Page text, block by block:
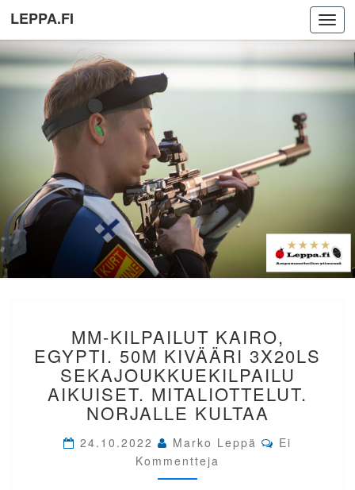
LEPPA.FI
KILPAILUT
KAIRO,
EGYPTI.
50M
KIVÄÄRI
3X20LS
AIKUISET.
MITALIOTTELUT.
NORJALLE
MM-KILPAILUT KAIRO,
EGYPTI. 50M KIVÄÄRI 3X20LS
SEKAJOUKKUEKILPAILU
AIKUISET. MITALIOTTELUT.
NORJALLE KULTAA
24.10.2022 Marko Leppä Comments
Ei
Kommentteja